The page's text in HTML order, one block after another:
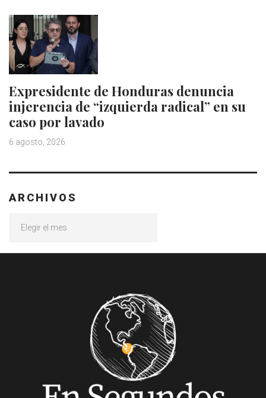
Expresidente de Honduras denuncia
injerencia de “izquierda radical” en su
caso por lavado
6 agosto, 2026
ARCHIVOS